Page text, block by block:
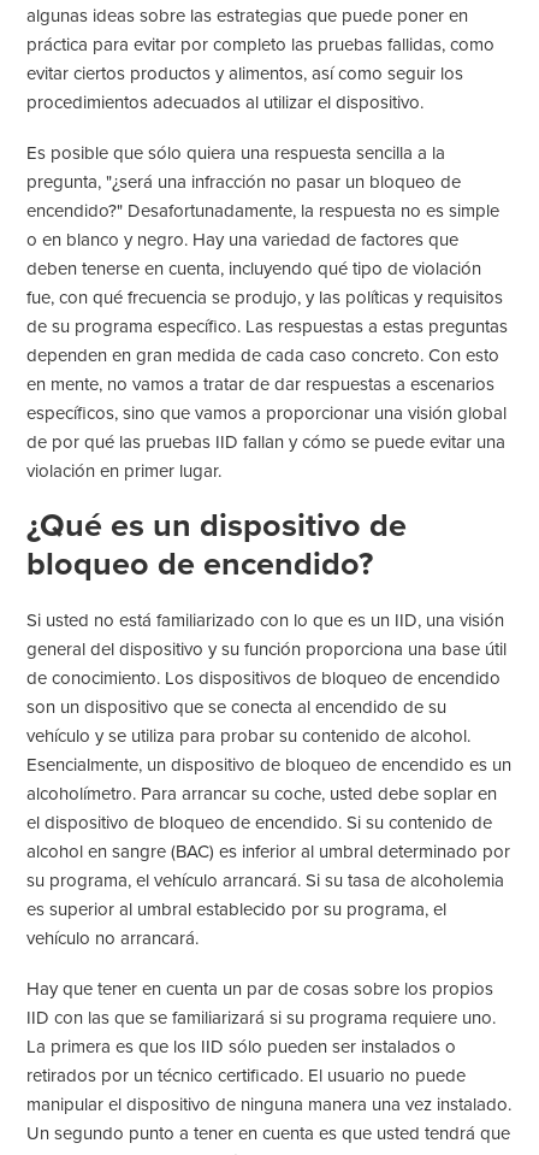
algunas ideas sobre las estrategias que puede poner en
práctica para evitar por completo las pruebas fallidas, como
evitar ciertos productos y alimentos, así como seguir los
procedimientos adecuados al utilizar el dispositivo.
Es posible que sólo quiera una respuesta sencilla a la
pregunta, "¿será una infracción no pasar un bloqueo de
encendido?" Desafortunadamente, la respuesta no es simple
o en blanco y negro. Hay una variedad de factores que
deben tenerse en cuenta, incluyendo qué tipo de violación
fue, con qué frecuencia se produjo, y las políticas y requisitos
de su programa específico. Las respuestas a estas preguntas
dependen en gran medida de cada caso concreto. Con esto
en mente, no vamos a tratar de dar respuestas a escenarios
específicos, sino que vamos a proporcionar una visión global
de por qué las pruebas IID fallan y cómo se puede evitar una
violación en primer lugar.
¿Qué es un dispositivo de
bloqueo de encendido?
Si usted no está familiarizado con lo que es un IID, una visión
general del dispositivo y su función proporciona una base útil
de conocimiento. Los dispositivos de bloqueo de encendido
son un dispositivo que se conecta al encendido de su
vehículo y se utiliza para probar su contenido de alcohol.
Esencialmente, un dispositivo de bloqueo de encendido es un
alcoholímetro. Para arrancar su coche, usted debe soplar en
el dispositivo de bloqueo de encendido. Si su contenido de
alcohol en sangre (BAC) es inferior al umbral determinado por
su programa, el vehículo arrancará. Si su tasa de alcoholemia
es superior al umbral establecido por su programa, el
vehículo no arrancará.
Hay que tener en cuenta un par de cosas sobre los propios
IID con las que se familiarizará si su programa requiere uno.
La primera es que los IID sólo pueden ser instalados o
retirados por un técnico certificado. El usuario no puede
manipular el dispositivo de ninguna manera una vez instalado.
Un segundo punto a tener en cuenta es que usted tendrá que